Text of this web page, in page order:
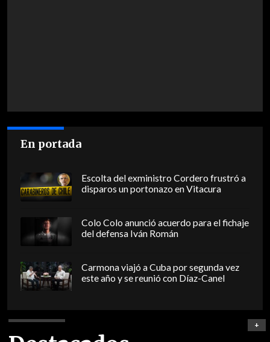
En portada
Escolta del exministro Cordero frustró a
disparos un portonazo en Vitacura
Colo Colo anunció acuerdo para el fichaje
del defensa Iván Román
Carmona viajó a Cuba por segunda vez
este año y se reunió con Díaz-Canel
+